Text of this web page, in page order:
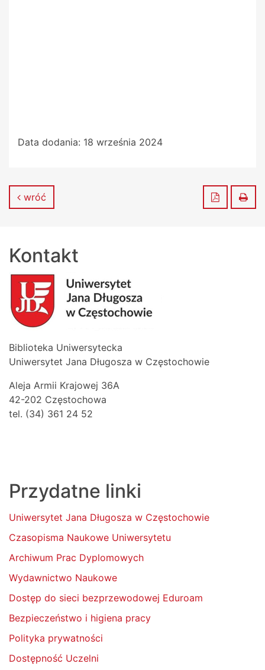
Data dodania: 18 września 2024
wróć Zapisz do
Kontakt
Biblioteka Uniwersytecka
Uniwersytet Jana Długosza w Częstochowie
Aleja Armii Krajowej 36A
42-202 Częstochowa
tel. (34) 361 24 52
Przydatne linki
Uniwersytet Jana Długosza w Częstochowie
Czasopisma Naukowe Uniwersytetu
Archiwum Prac Dyplomowych
Wydawnictwo Naukowe
Dostęp do sieci bezprzewodowej Eduroam
Bezpieczeństwo i higiena pracy
Polityka prywatności
Dostępność Uczelni